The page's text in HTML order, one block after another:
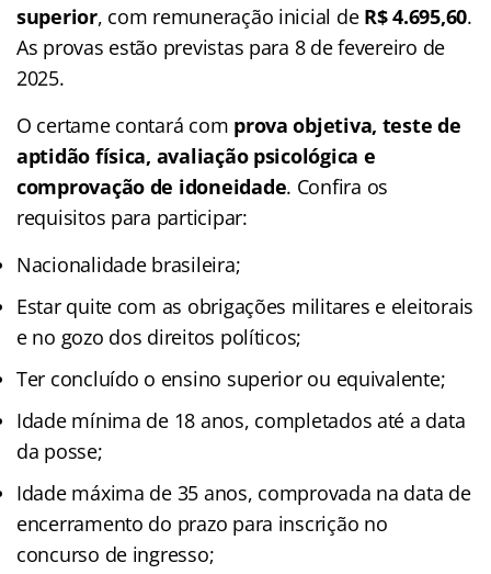
superior, com remuneração inicial de R$ 4.695,60.
As provas estão previstas para 8 de fevereiro de
2025.
O certame contará com prova objetiva, teste de
aptidão física, avaliação psicológica e
comprovação de idoneidade. Confira os
requisitos para participar:
Nacionalidade brasileira;
Estar quite com as obrigações militares e eleitorais
e no gozo dos direitos políticos;
Ter concluído o ensino superior ou equivalente;
Idade mínima de 18 anos, completados até a data
da posse;
Idade máxima de 35 anos, comprovada na data de
encerramento do prazo para inscrição no
concurso de ingresso;